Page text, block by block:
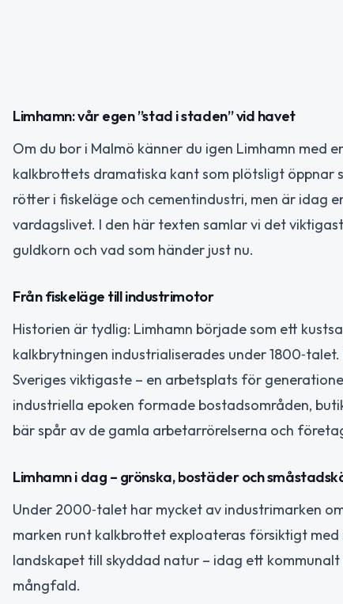
Limhamn: vår egen ”stad i staden” vid havet
Om du bor i Malmö känner du igen Limhamn med
kalkbrottets dramatiska kant som plötsligt öppnar
rötter i fiskeläge och cementindustri, men är idag
vardagslivet. I den här texten samlar vi det
guldkorn och vad som händer just nu.
Från fiskeläge till industrimotor
Historien är tydlig: Limhamn började som ett
kalkbrytningen industrialiserades under
Sveriges viktigaste – en arbetsplats för
industriella epoken formade bostadsområden,
bär spår av de gamla arbetarrörelserna och
Limhamn i dag – grönska, bostäder och
Under 2000‑talet har mycket av industrimarken
marken runt kalkbrottet exploateras försiktigt
landskapet till skyddad natur – idag ett
mångfald.